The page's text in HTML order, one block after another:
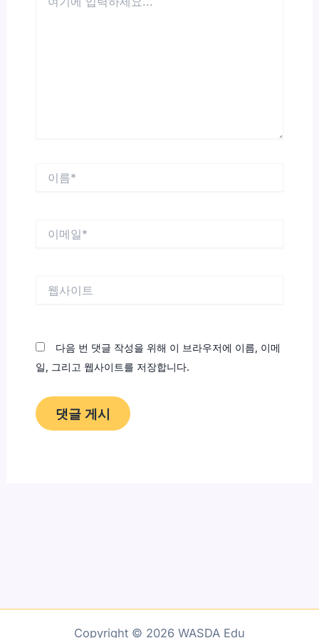
다음 번 댓글 작성을 위해 이 브라우저에 이름, 이메
일, 그리고 웹사이트를 저장합니다.
Copyright © 2026 WASDA Edu